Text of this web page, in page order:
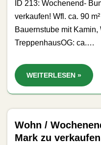
ID 213: Wochenend-
verkaufen! Wfl. ca. 90
Bauernstube mit Kamin,
TreppenhausOG: ca.…
WEITERLESEN »
Wohn /
Mark zu